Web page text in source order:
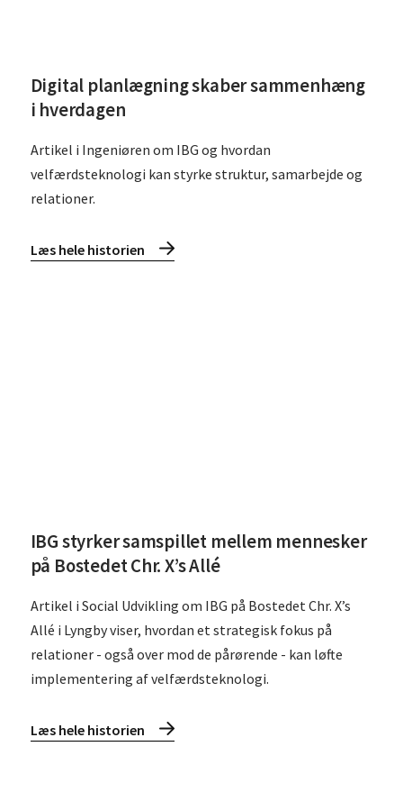
Digital planlægning skaber sammenhæng
i hverdagen
Artikel i Ingeniøren om IBG og hvordan
velfærdsteknologi kan styrke struktur, samarbejde og
relationer.
Læs hele historien
IBG styrker samspillet mellem mennesker
på Bostedet Chr. X’s Allé
Artikel i Social Udvikling om IBG på Bostedet Chr. X’s
Allé i Lyngby viser, hvordan et strategisk fokus på
relationer - også over mod de pårørende - kan løfte
implementering af velfærdsteknologi.
Læs hele historien